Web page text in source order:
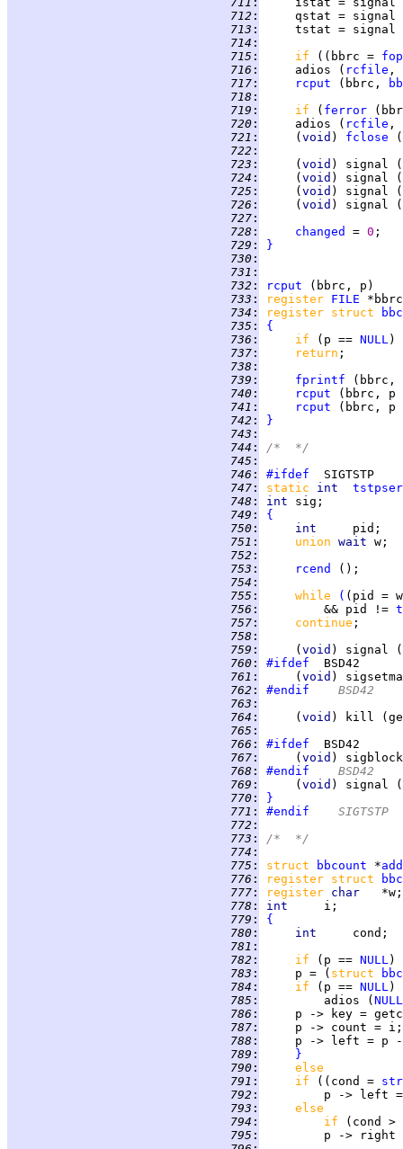
712 :
713 :
714 :
715 : if ((bbrc =
716 :
     adios (
rcfile ,
717 : rcput (bbrc,
718 :
719 : if ( ferror
720 :
     adios (
rcfile ,
721 :
     (
void ) fclose
722 :
723 :
     (
void
724 :
     (
void
725 :
     (
void
726 :
     (
void
727 :
728 : changed = 0
729 :
}
730 :
731 :
732 : rcput
733 : register FILE
734 : register struct
735 :
{
736 : if (p == NULL
737 : return
738 :
739 : fprintf (bbrc,
740 :
rcput
741 :
rcput
742 :
}
743 :
744 :
/*  */
745 :
746 : #ifdef
747 : static int tstpser
748 : int
749 :
{
750 : int
751 : union wait
752 :
753 : rcend
754 :
755 : while ( (pid =
756 :
         && pid !=
757 : continue
758 :
759 :
     (
void
760 : #ifdef
761 :
     (
void )
762 : #endif
	BSD42
763 :
764 :
     (
void
765 :
766 : #ifdef
767 :
     (
void )
768 : #endif
	BSD42
769 :
     (
void ) signal
770 :
}
771 : #endif
	SIGTSTP
772 :
773 :
/*  */
774 :
775 : struct bbcount *
776 : register struct
777 : register char
778 : int
779 :
{
780 : int
781 :
782 : if (p == NULL )
783 :
     p = (
struct
784 : if (p == NULL
785 :
         adios (
786 :
787 :
788 :
p -> left = p
789 :
}
790 :
else
791 : if ((cond =
792 :
p -> left
793 :
else
794 : if
(cond >
795 :
p ->